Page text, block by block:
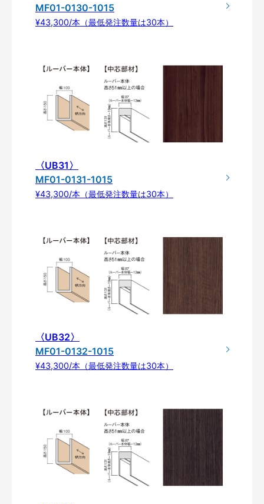
MF01-0130-1015
¥43,300/本（最低発注数量は30本）
〈UB31〉
MF01-0131-1015
¥43,300/本（最低発注数量は30本）
〈UB32〉
MF01-0132-1015
¥43,300/本（最低発注数量は30本）